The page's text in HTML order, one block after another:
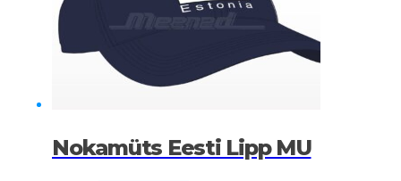
Nokamüts Eesti Lipp MU